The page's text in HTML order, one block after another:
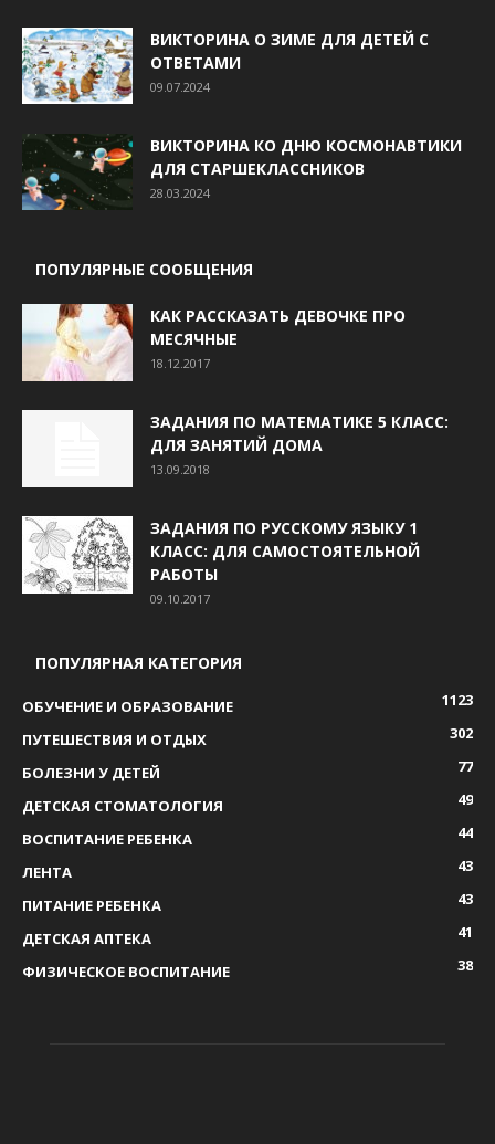
ВИКТОРИНА О ЗИМЕ ДЛЯ ДЕТЕЙ С
ОТВЕТАМИ
09.07.2024
ВИКТОРИНА КО ДНЮ КОСМОНАВТИКИ
ДЛЯ СТАРШЕКЛАССНИКОВ
28.03.2024
ПОПУЛЯРНЫЕ СООБЩЕНИЯ
КАК РАССКАЗАТЬ ДЕВОЧКЕ ПРО
МЕСЯЧНЫЕ
18.12.2017
ЗАДАНИЯ ПО МАТЕМАТИКЕ 5 КЛАСС:
ДЛЯ ЗАНЯТИЙ ДОМА
13.09.2018
ЗАДАНИЯ ПО РУССКОМУ ЯЗЫКУ 1
КЛАСС: ДЛЯ САМОСТОЯТЕЛЬНОЙ
РАБОТЫ
09.10.2017
ПОПУЛЯРНАЯ КАТЕГОРИЯ
ОБУЧЕНИЕ И ОБРАЗОВАНИЕ
1123
ПУТЕШЕСТВИЯ И ОТДЫХ
302
БОЛЕЗНИ У ДЕТЕЙ
77
ДЕТСКАЯ СТОМАТОЛОГИЯ
49
ВОСПИТАНИЕ РЕБЕНКА
44
ЛЕНТА
43
ПИТАНИЕ РЕБЕНКА
43
ДЕТСКАЯ АПТЕКА
41
ФИЗИЧЕСКОЕ ВОСПИТАНИЕ
38